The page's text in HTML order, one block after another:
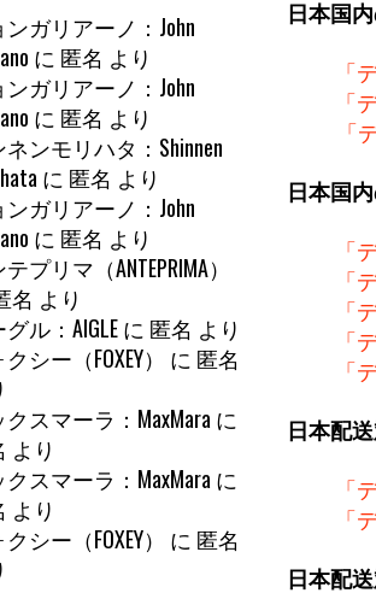
日本国
「
「
「
日本国
「
「
「
「
「
日本配
「
「
日本配
ンガリアーノ：John
に 匿名 より
ンガリアーノ：John
に 匿名 より
ネンモリハタ：Shinnen
に 匿名 より
ンガリアーノ：John
に 匿名 より
プリマ（ANTEPRIMA）
名 より
ル：AIGLEに 匿名 より
シー（FOXEY）
に 匿名
スマーラ：MaxMaraに
より
スマーラ：MaxMaraに
より
シー（FOXEY）
に 匿名